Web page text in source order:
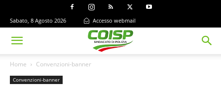
Sabato, 8 Agosto 2026 Accesso webmail
Home Convenzioni-banner
Convenzioni-banner